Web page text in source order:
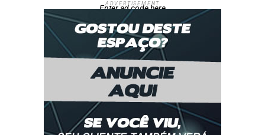
“Vou torcer pelo Brasil. Sou
brasileiro, cresci aqui,
minha família e amigos são
daqui. Sou quem sou
porque sou brasileiro”,
contou.
ADVERTISEMENT
Enter ad code here